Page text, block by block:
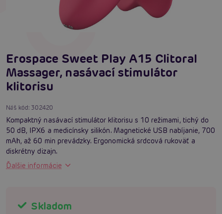
Erospace Sweet Play A15 Clitoral
Massager, nasávací stimulátor
klitorisu
Náš kód:302420
Kompaktný nasávací stimulátor klitorisu s 10 režimami, tichý do
50 dB, IPX6 a medicínsky silikón. Magnetické USB nabíjanie, 700
mAh, až 60 min prevádzky. Ergonomická srdcová rukoväť a
diskrétny dizajn.
Ďalšie informácie
Skladom